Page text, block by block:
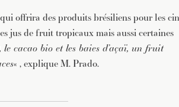
offrira des produits brésiliens pour les
jus de fruit tropicaux mais aussi certaines
cacao bio et les baies d’açaï, un fruit
« , explique M. Prado.